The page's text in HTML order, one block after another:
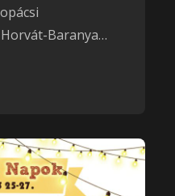
Baranya…